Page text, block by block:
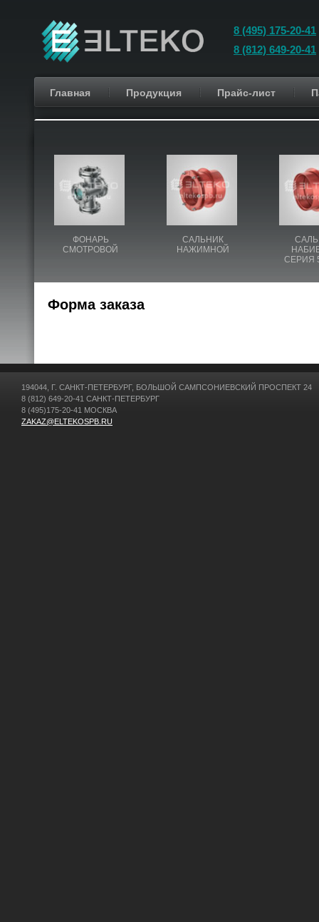
8 (495) 175-20-41
8 (812) 649-20-41
Главная Продукция Прайс-лист
ФОНАРЬ
СМОТРОВОЙ
САЛЬНИК
НАЖИМНОЙ
СЕРИЯ
Форма заказа
194044, Г. САНКТ-ПЕТЕРБУРГ, БОЛЬШОЙ САМПСОНИЕВСКИЙ ПРОСПЕКТ 24
8 (812) 649-20-41 САНКТ-ПЕТЕРБУРГ
8 (495)175-20-41 МОСКВА
ZAKAZ@ELTEKOSPB.RU